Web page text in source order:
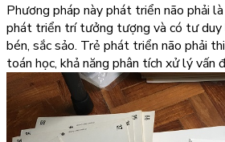
Phương pháp này phát triển não phải
phát triển trí tưởng tượng và có tư duy
bén, sắc sảo. Trẻ phát triển não phải
toán học, khả năng phân tích xử lý vấn